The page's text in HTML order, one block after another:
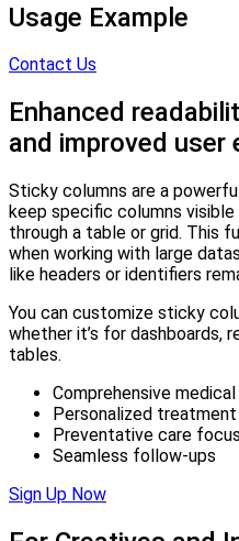
Usage Example
Contact Us
Enhanced
and improved user
Sticky columns are a
keep specific columns
through a table or grid. This
when working with large
like headers or identifiers
You can customize sticky
whether it’s for dashboards,
tables.
Comprehensive
Personalized treatment
Preventative care focus
Seamless follow-ups
Sign Up Now